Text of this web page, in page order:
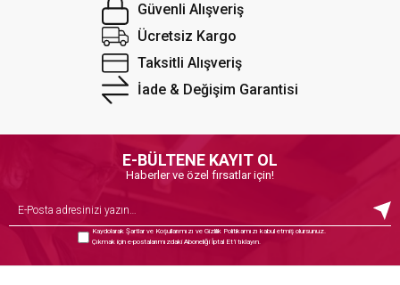
Güvenli Alışveriş
Ücretsiz Kargo
Taksitli Alışveriş
İade & Değişim Garantisi
E-BÜLTENE KAYIT OL
Haberler ve özel fırsatlar için!
Kaydolarak Şartlar ve Koşullarımızı ve Gizlilik Politikamızı kabul etmiş olursunuz.
Çıkmak için e-postalarımızdaki Aboneliği İptal Et’i tıklayın.